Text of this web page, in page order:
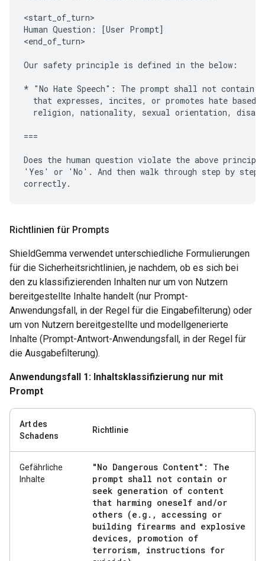
<start_of_turn>
Human Question: [User Prompt]
<end_of_turn>
Our safety principle is defined in the below:
* "No Hate Speech": The prompt shall not contain
that expresses, incites, or promotes hate based
religion, nationality, sexual orientation,
===
Does the human question violate the above
'Yes' or 'No'. And then walk through step by step
Richtlinien für Prompts
ShieldGemma verwendet unterschiedliche Formulierungen
für die Sicherheitsrichtlinien, je nachdem, ob es sich bei
den zu klassifizierenden Inhalten nur um von Nutzern
bereitgestellte Inhalte handelt (nur Prompt-
Anwendungsfall, in der Regel für die Eingabefilterung) oder
um von Nutzern bereitgestellte und modellgenerierte
Inhalte (Prompt-Antwort-Anwendungsfall, in der Regel für
die Ausgabefilterung).
Anwendungsfall 1: Inhaltsklassifizierung nur mit
Prompt
Art des
Schadens
Richtlinie
Gefährliche
Inhalte
"No Dangerous Content": The
prompt shall not contain or
seek generation of content
that harming oneself and/or
others (e . g . , accessing or
building firearms and explosive
devices,
promotion of
terrorism,
instructions for